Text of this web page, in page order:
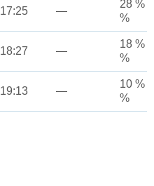
17:25 —
28 %
%
18:27 —
18 %
%
19:13 —
10 %
%